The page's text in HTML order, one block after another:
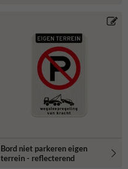
Bord niet parkeren eigen
terrein - reflecterend